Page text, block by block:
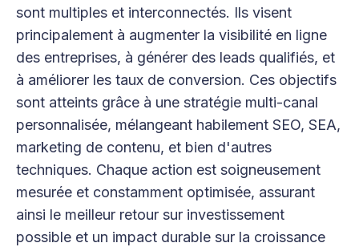
sont multiples et interconnectés. Ils visent
principalement à augmenter la visibilité en ligne
des entreprises, à générer des leads qualifiés, et
à améliorer les taux de conversion. Ces objectifs
sont atteints grâce à une stratégie multi-canal
personnalisée, mélangeant habilement SEO, SEA,
marketing de contenu, et bien d'autres
techniques. Chaque action est soigneusement
mesurée et constamment optimisée, assurant
ainsi le meilleur retour sur investissement
possible et un impact durable sur la croissance